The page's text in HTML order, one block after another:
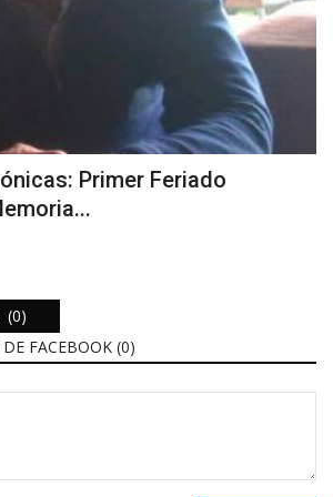
Primer Feriado
(0)
FACEBOOK (0)